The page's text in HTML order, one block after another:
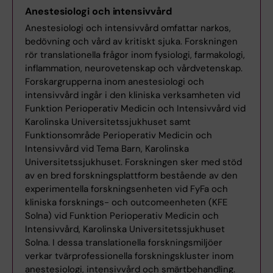
Sebastien Talbot - Neuroimmunologi
av cancer
Elisabet Stener-Victorin - Reproduktiv
endokrinologi och metabolism
Omgivningsfysiologi - Enhet
Göran Engberg - Elektrofysiologisk
neurofarmakologi
Sophie Erhardt -
Neuropsykoimmunologi
Magnus Ingelman-Sundberg - Sektion
för farmakogenetik
Kent Jardemark - Translationell
farmakologi
Volker Lauschke - Personlig medicin
och läkemedelsutveckling
Harald Lund - Neuroimmunovaskulär
biologi
Anestesiologi och intensivvård
Anestesiologi och intensivvård omfattar narkos,
bedövning och vård av kritiskt sjuka. Forskningen
rör translationella frågor inom fysiologi, farmakologi,
inflammation, neurovetenskap och vårdvetenskap.
Forskargrupperna inom anestesiologi och
intensivvård ingår i den kliniska verksamheten vid
Funktion Perioperativ Medicin och Intensivvård vid
Karolinska Universitetssjukhuset samt
Funktionsområde Perioperativ Medicin och
Intensivvård vid Tema Barn, Karolinska
Universitetssjukhuset. Forskningen sker med stöd
av en bred forskningsplattform bestående av den
experimentella forskningsenheten vid FyFa och
kliniska forsknings- och outcomeenheten (KFE
Solna) vid Funktion Perioperativ Medicin och
Intensivvård, Karolinska Universitetssjukhuset
Solna. I dessa translationella forskningsmiljöer
verkar tvärprofessionella forskningskluster inom
anestesiologi, intensivvård och smärtbehandling.